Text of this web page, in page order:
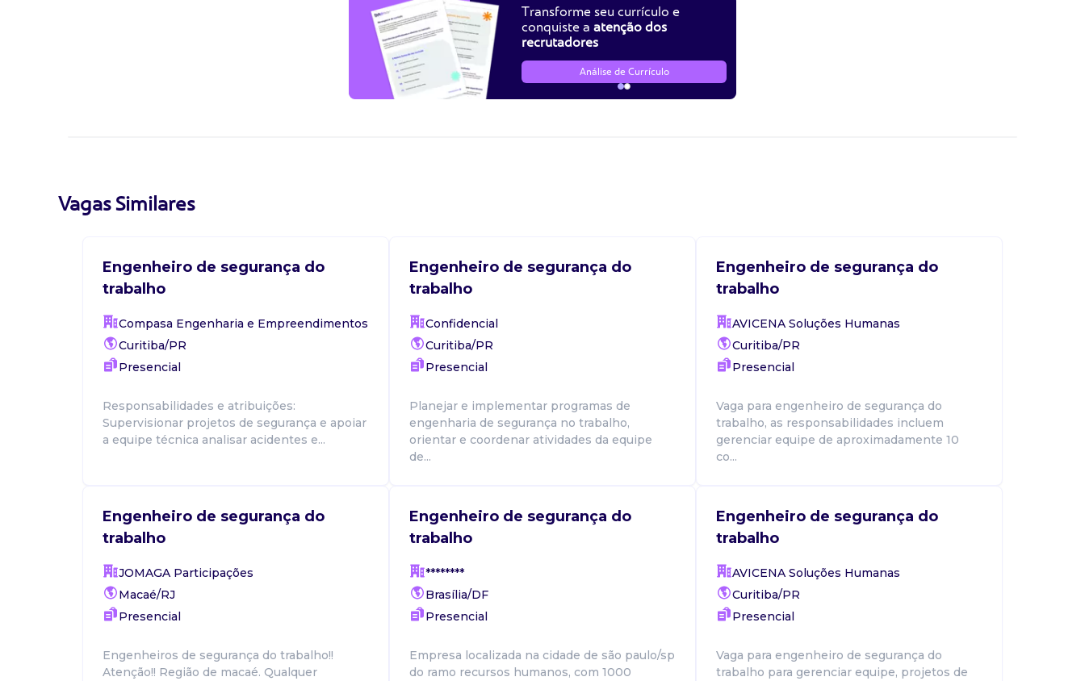
certificação/conhecimento em nr-18, nr-35 e nr-33. Perfil: Liderança ativa, organização, responsabilidade e excelente
comunicação com equipes operacionais e gerenciais.
âmbitos federal, estadual e municipal. Prevenção de riscos críticos: Elaborar medidas corretivas/preventivas para
garantindo a produtividade atrelada à segurança. Rotina: Disponibilidade para viagens para auditorias de campo e
acompanhamento de fases críticas das obras.
Candidatura Gratuita
Transforme seu currículo e
conquiste a atenção dos
recrutadores
Análise de Currículo
Vagas Similares
Engenheiro de segurança do
trabalho
Compasa Engenharia e Empreendimentos
Curitiba/PR
Presencial
Responsabilidades e atribuições:
Supervisionar projetos de segurança e apoiar
a equipe técnica analisar acidentes e...
Engenheiro de segurança do
trabalho
Confidencial
Curitiba/PR
Presencial
Planejar e implementar programas de
engenharia de segurança no trabalho,
orientar e coordenar atividades da equipe
de...
Engenheiro de segurança do
trabalho
AVICENA Soluções Humanas
Curitiba/PR
Presencial
Vaga para engenheiro de segurança do
trabalho, as responsabilidades incluem
gerenciar equipe de aproximadamente 10
co...
Engenheiro de segurança do
trabalho
JOMAGA Participações
Macaé/RJ
Presencial
Engenheiros de segurança do trabalho!!
Atenção!! Região de macaé. Qualquer
Engenheiro de segurança do
trabalho
********
Brasília/DF
Presencial
Empresa localizada na cidade de são paulo/sp
do ramo recursos humanos, com 1000
Engenheiro de segurança do
trabalho
AVICENA Soluções Humanas
Curitiba/PR
Presencial
Vaga para engenheiro de segurança do
trabalho para gerenciar equipe, projetos de